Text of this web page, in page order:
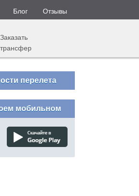
Блог Отзывы
Заказать
трансфер
перелета
мобильном